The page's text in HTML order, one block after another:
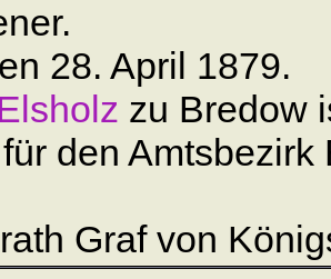
28. April 1879.
zu Bredow
den
Graf von